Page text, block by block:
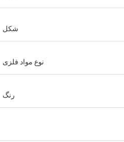
شکل
نوع مواد فلزی
رنگ